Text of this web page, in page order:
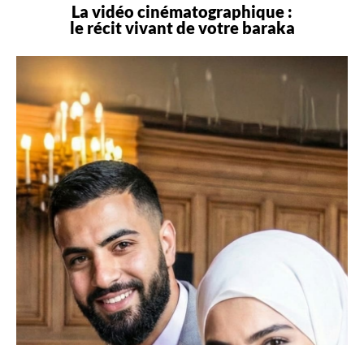
La vidéo cinématographique :
le récit vivant de votre baraka